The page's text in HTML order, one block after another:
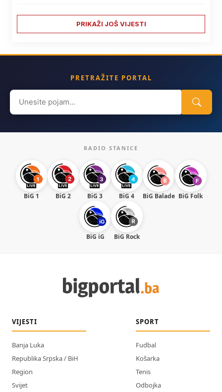
PRIKAŽI JOŠ VIJESTI
PRETRAŽITE PORTAL
Search
for:
RADIO STANICE
BiG 1 BiG 2 BiG 3 BiG 4 BiG Balade BiG Folk
BiG iG BiG Rock
VIJESTI
Banja Luka
Republika Srpska / BiH
Region
Svijet
SPORT
Fudbal
Košarka
Tenis
Odbojka